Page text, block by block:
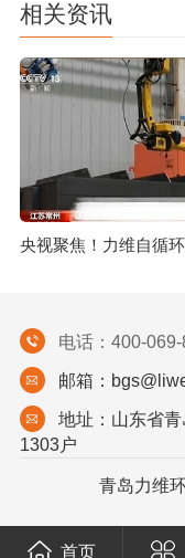
相关资讯
电话：400-
邮箱：
地址：山东省
1303户
青岛力维
首页